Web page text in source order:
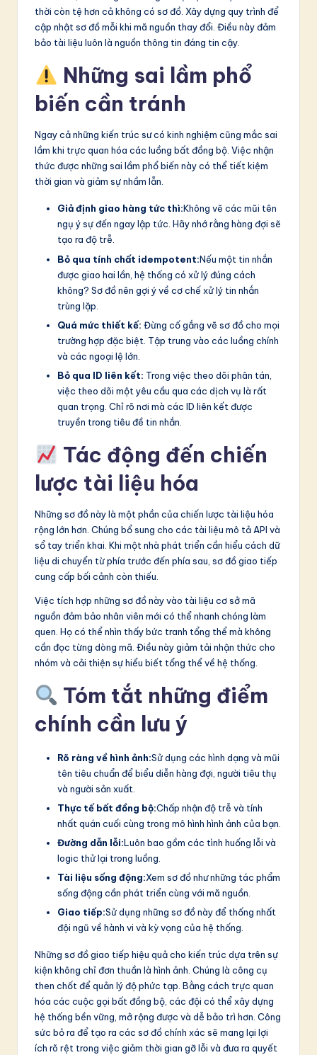
thời còn tệ hơn cả không có sơ đồ. Xây dựng quy trình để
cập nhật sơ đồ mỗi khi mã nguồn thay đổi. Điều này đảm
bảo tài liệu luôn là nguồn thông tin đáng tin cậy.
Những sai lầm phổ
biến cần tránh
Ngay cả những kiến trúc sư có kinh nghiệm cũng mắc sai
lầm khi trực quan hóa các luồng bất đồng bộ. Việc nhận
thức được những sai lầm phổ biến này có thể tiết kiệm
thời gian và giảm sự nhầm lẫn.
Giả định giao hàng tức thì:Không vẽ các mũi tên
ngụ ý sự đến ngay lập tức. Hãy nhớ rằng hàng đợi sẽ
tạo ra độ trễ.
Bỏ qua tính chất idempotent:Nếu một tin nhắn
được giao hai lần, hệ thống có xử lý đúng cách
không? Sơ đồ nên gợi ý về cơ chế xử lý tin nhắn
trùng lặp.
Quá mức thiết kế: Đừng cố gắng vẽ sơ đồ cho mọi
trường hợp đặc biệt. Tập trung vào các luồng chính
và các ngoại lệ lớn.
Bỏ qua ID liên kết: Trong việc theo dõi phân tán,
việc theo dõi một yêu cầu qua các dịch vụ là rất
quan trọng. Chỉ rõ nơi mà các ID liên kết được
truyền trong tiêu đề tin nhắn.
Tác động đến chiến
lược tài liệu hóa
Những sơ đồ này là một phần của chiến lược tài liệu hóa
rộng lớn hơn. Chúng bổ sung cho các tài liệu mô tả API và
sổ tay triển khai. Khi một nhà phát triển cần hiểu cách dữ
liệu di chuyển từ phía trước đến phía sau, sơ đồ giao tiếp
cung cấp bối cảnh còn thiếu.
Việc tích hợp những sơ đồ này vào tài liệu cơ sở mã
nguồn đảm bảo nhân viên mới có thể nhanh chóng làm
quen. Họ có thể nhìn thấy bức tranh tổng thể mà không
cần đọc từng dòng mã. Điều này giảm tải nhận thức cho
nhóm và cải thiện sự hiểu biết tổng thể về hệ thống.
Tóm tắt những điểm
chính cần lưu ý
Rõ ràng về hình ảnh:Sử dụng các hình dạng và mũi
tên tiêu chuẩn để biểu diễn hàng đợi, người tiêu thụ
và người sản xuất.
Thực tế bất đồng bộ:Chấp nhận độ trễ và tính
nhất quán cuối cùng trong mô hình hình ảnh của bạn.
Đường dẫn lỗi:Luôn bao gồm các tình huống lỗi và
logic thử lại trong luồng.
Tài liệu sống động:Xem sơ đồ như những tác phẩm
sống động cần phát triển cùng với mã nguồn.
Giao tiếp:Sử dụng những sơ đồ này để thống nhất
đội ngũ về hành vi và kỳ vọng của hệ thống.
Những sơ đồ giao tiếp hiệu quả cho kiến trúc dựa trên sự
kiện không chỉ đơn thuần là hình ảnh. Chúng là công cụ
then chốt để quản lý độ phức tạp. Bằng cách trực quan
hóa các cuộc gọi bất đồng bộ, các đội có thể xây dựng
hệ thống bền vững, mở rộng được và dễ bảo trì hơn. Công
sức bỏ ra để tạo ra các sơ đồ chính xác sẽ mang lại lợi
ích rõ rệt trong việc giảm thời gian gỡ lỗi và đưa ra quyết